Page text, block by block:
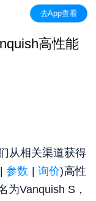
去App查看
高性能
从相关渠道获得
参数 询价)高性
为Vanquish S，